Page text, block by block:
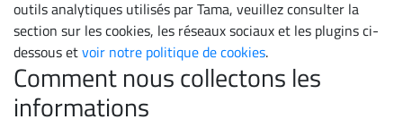
outils analytiques utilisés par Tama, veuillez consulter la
section sur les cookies, les réseaux sociaux et les plugins ci-
dessous etvoir notre politique de cookies.
Comment nous collectons les
informations